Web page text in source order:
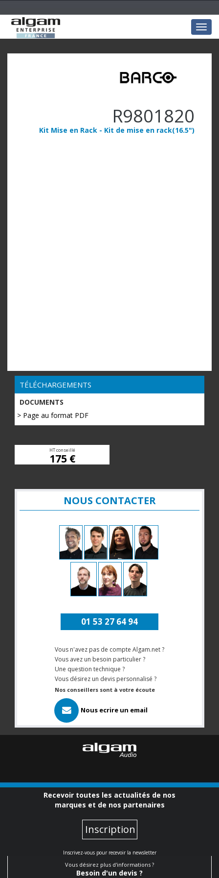
R9801820
Kit Mise en Rack - Kit de mise en rack(16.5")
TÉLÉCHARGEMENTS
DOCUMENTS
> Page au format PDF
HT conseillé
175 €
NOUS CONTACTER
01 53 27 64 94
Vous n'avez pas de compte Algam.net ?
Vous avez un besoin particulier ?
Une question technique ?
Vous désirez un devis personnalisé ?
Nos conseillers sont à votre écoute
Nous ecrire un email
Recevoir toutes les actualités de nos
marques et de nos partenaires
Inscription
Inscrivez-vous pour recevoir la newsletter
Vous désirez plus d'informations ?
Besoin d'un devis ?